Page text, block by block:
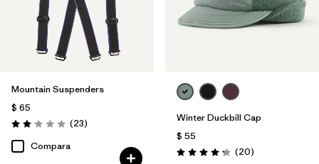
Mountain Suspenders
$ 65
Valoración: 2.0 / 5
(23Comentarios
)
Compara
Winter Duckbill Cap
$ 55
Valoración: 4.3 / 5
(20Comentarios
)